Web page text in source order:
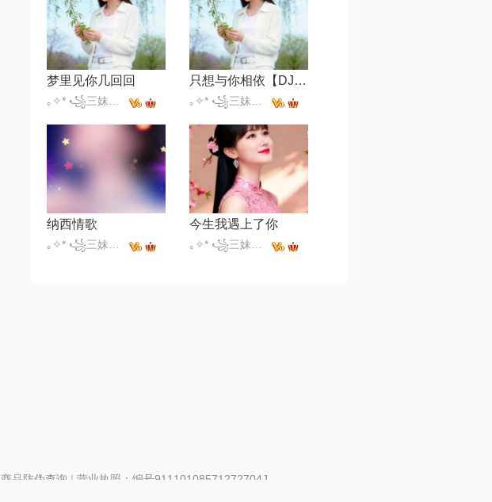
梦里见你几回回 只想与你相依【DJ版】
纳西情歌 今生我遇上了你
商品防伪查询 | 营业执照：编号91110108571272704J